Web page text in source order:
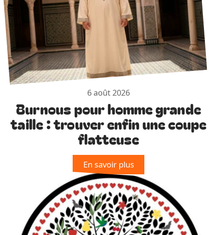
6 août 2026
Burnous pour homme grande
taille : trouver enfin une coupe
flatteuse
En savoir plus